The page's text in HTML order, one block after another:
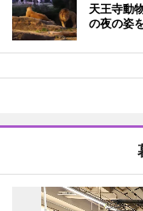
天王寺動
の夜の姿